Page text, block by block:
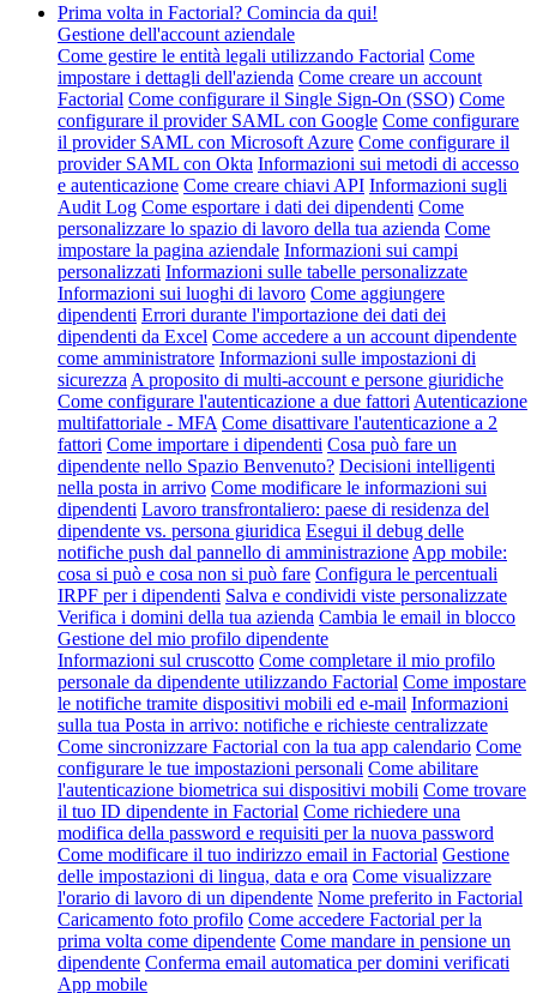
Prima volta in Factorial? Comincia da qui!
Gestione dell'account aziendale
Come gestire le entità legali utilizzando Factorial Come
impostare i dettagli dell'azienda Come creare un account
Factorial Come configurare il Single Sign-On (SSO) Come
configurare il provider SAML con Google Come configurare
il provider SAML con Microsoft Azure Come configurare il
provider SAML con Okta Informazioni sui metodi di accesso
e autenticazione Come creare chiavi API Informazioni sugli
Audit Log Come esportare i dati dei dipendenti Come
personalizzare lo spazio di lavoro della tua azienda Come
impostare la pagina aziendale Informazioni sui campi
personalizzati Informazioni sulle tabelle personalizzate
Informazioni sui luoghi di lavoro Come aggiungere
dipendenti Errori durante l'importazione dei dati dei
dipendenti da Excel Come accedere a un account dipendente
come amministratore Informazioni sulle impostazioni di
sicurezza A proposito di multi-account e persone giuridiche
Come configurare l'autenticazione a due fattori Autenticazione
multifattoriale - MFA Come disattivare l'autenticazione a 2
fattori Come importare i dipendenti Cosa può fare un
dipendente nello Spazio Benvenuto? Decisioni intelligenti
nella posta in arrivo Come modificare le informazioni sui
dipendenti Lavoro transfrontaliero: paese di residenza del
dipendente vs. persona giuridica Esegui il debug delle
notifiche push dal pannello di amministrazione App mobile:
cosa si può e cosa non si può fare Configura le percentuali
IRPF per i dipendenti Salva e condividi viste personalizzate
Verifica i domini della tua azienda Cambia le email in blocco
Gestione del mio profilo dipendente
Informazioni sul cruscotto Come completare il mio profilo
personale da dipendente utilizzando Factorial Come impostare
le notifiche tramite dispositivi mobili ed e-mail Informazioni
sulla tua Posta in arrivo: notifiche e richieste centralizzate
Come sincronizzare Factorial con la tua app calendario Come
configurare le tue impostazioni personali Come abilitare
l'autenticazione biometrica sui dispositivi mobili Come trovare
il tuo ID dipendente in Factorial Come richiedere una
modifica della password e requisiti per la nuova password
Come modificare il tuo indirizzo email in Factorial Gestione
delle impostazioni di lingua, data e ora Come visualizzare
l'orario di lavoro di un dipendente Nome preferito in Factorial
Caricamento foto profilo Come accedere Factorial per la
prima volta come dipendente Come mandare in pensione un
dipendente Conferma email automatica per domini verificati
App mobile